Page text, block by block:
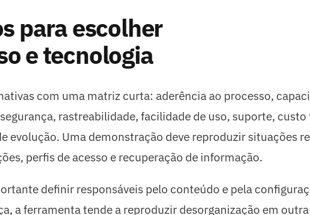
para escolher
e tecnologia
com uma matriz curta: aderência ao processo,
rastreabilidade, facilidade de uso, suporte,
evolução. Uma demonstração deve reproduzir situações
perfis de acesso e recuperação de informação.
definir responsáveis pelo conteúdo e pela
a ferramenta tende a reproduzir desorganização em outra